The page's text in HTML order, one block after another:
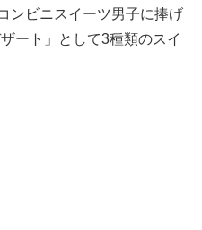
ンビニスイーツ男子に捧げ
ート」として3種類のスイ